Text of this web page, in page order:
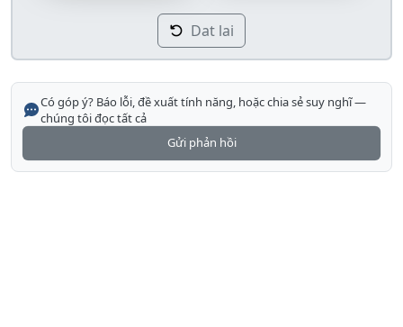
Dat lai
Có góp ý? Báo lỗi, đề xuất tính năng, hoặc chia sẻ suy nghĩ —
chúng tôi đọc tất cả
Gửi phản hồi